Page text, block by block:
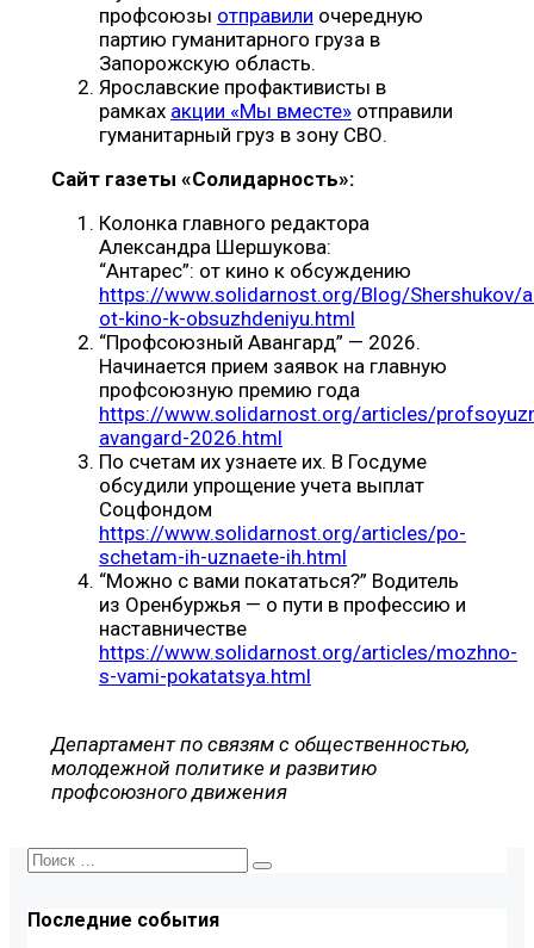
профсоюзы отправили очередную
партию гуманитарного груза в
Запорожскую область.
Ярославские профактивисты в
рамках акции «Мы вместе» отправили
гуманитарный груз в зону СВО.
Сайт газеты «Солидарность»:
Колонка главного редактора
Александра Шершукова:
“Антарес”: от кино к обсуждению
https://www.solidarnost.org/Blog/Shershukov/
ot-kino-k-obsuzhdeniyu.html
“Профсоюзный Авангард” — 2026.
Начинается прием заявок на главную
профсоюзную премию года
https://www.solidarnost.org/articles/
avangard-2026.html
По счетам их узнаете их. В Госдуме
обсудили упрощение учета выплат
Соцфондом
https://www.solidarnost.org/articles/po-
schetam-ih-uznaete-ih.html
“Можно с вами покататься?” Водитель
из Оренбуржья — о пути в профессию и
наставничестве
https://www.solidarnost.org/articles/mozhno-
s-vami-pokatatsya.html
Департамент по связям с общественностью,
молодежной политике и развитию
профсоюзного движения
Последние события